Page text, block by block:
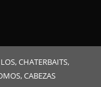
CHATERBAITS,
CABEZAS